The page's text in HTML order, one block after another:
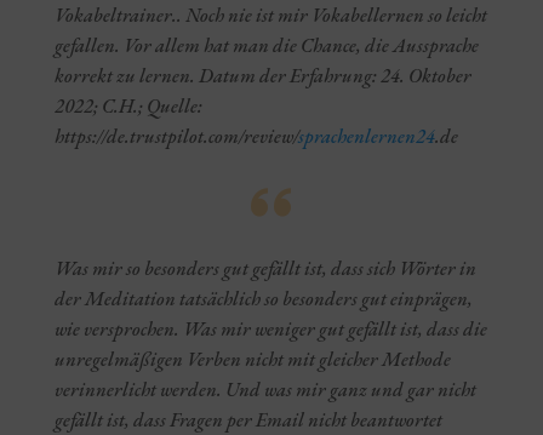
Vokabeltrainer.. Noch nie ist mir Vokabellernen so leicht
gefallen. Vor allem hat man die Chance, die Aussprache
korrekt zu lernen. Datum der Erfahrung: 24. Oktober
2022; C.H.; Quelle:
https://de.trustpilot.com/review/sprachenlernen24.de
Was mir so besonders gut gefällt ist, dass sich Wörter in
der Meditation tatsächlich so besonders gut einprägen,
wie versprochen. Was mir weniger gut gefällt ist, dass die
unregelmäßigen Verben nicht mit gleicher Methode
verinnerlicht werden. Und was mir ganz und gar nicht
gefällt ist, dass Fragen per Email nicht beantwortet